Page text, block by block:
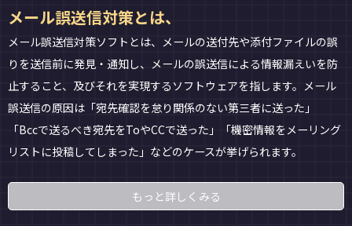
メール誤送信対策とは、
メール誤送信対策ソフトとは、メールの送付先や添付ファイルの誤
りを送信前に発見・通知し、メールの誤送信による情報漏えいを防
止すること、及びそれを実現するソフトウェアを指します。メール
誤送信の原因は「宛先確認を怠り関係のない第三者に送った」
「Bccで送るべき宛先をToやCCで送った」「機密情報をメーリング
リストに投稿してしまった」などのケースが挙げられます。
もっと詳しくみる